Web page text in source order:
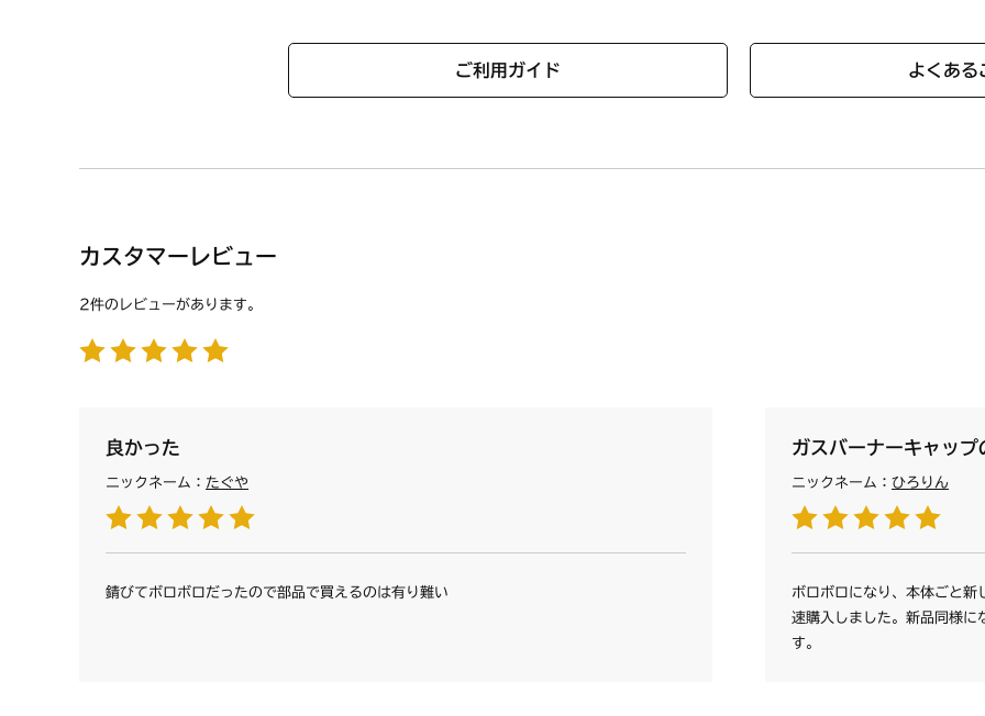
ご利用ガイド よくある
カスタマーレビュー
2件のレビューがあります。
良かった
ニックネーム： たぐや
錆びてボロボロだったので部品で買えるのは有り難い
ガスバーナーキャップ
ニックネーム： ひろりん
ボロボロになり、本体ごと新
速購入しました。新品同様に
す。